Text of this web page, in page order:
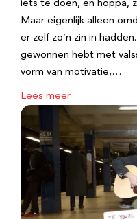
iets te doen, en hoppa,
Maar eigenlijk alleen
er zelf zo’n zin in
gewonnen hebt met
vorm van motivatie,…
Lees meer